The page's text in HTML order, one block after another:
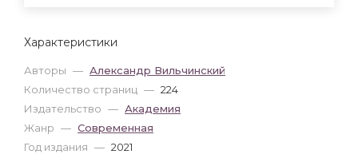
Характеристики
Авторы — Александр Вильчинский
Количество страниц — 224
Издательство — Академия
Жанр — Современная
Год издания — 2021